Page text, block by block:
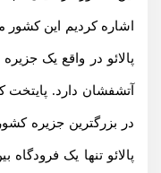
اشاره کردیم این کشور
آتشفشان دارد. پایتخت
در بزرگترین جزیره
پالائو تنها یک فرودگاه